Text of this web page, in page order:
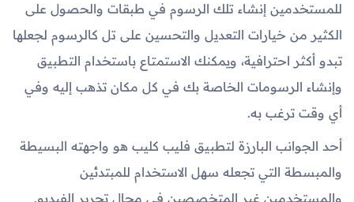
للمستخدمين إنشاء تلك الرسوم في طبقات والحصول على
الكثير من خيارات التعديل والتحسين على تل كالرسوم لجعلها
تبدو أكثر احترافية، ويمكنك الاستمتاع باستخدام التطبيق
وإنشاء الرسومات الخاصة بك في كل مكان تذهب إليه وفي
أي وقت ترغب به.
أحد الجوانب البارزة لتطبيق فليب كليب هو واجهته البسيطة
والمبسطة التي تجعله سهل الاستخدام للمبتدئين
والمستخدمين غير المتخصصين في مجال تحرير الفيديو.